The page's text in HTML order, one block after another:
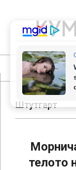
content
Primary
Navigation
MenuШтутгарт
телото